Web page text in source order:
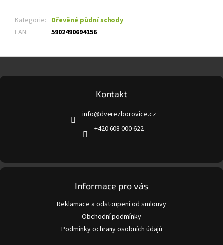
Kategorie: Dřevěné půdní schody
EAN: 5902490694156
p
Kontakt
info@dverezborovice.cz
+420 608 000 622
Informace pro vás
Reklamace a odstoupení od smlouvy
Obchodní podmínky
Podmínky ochrany osobních údajů